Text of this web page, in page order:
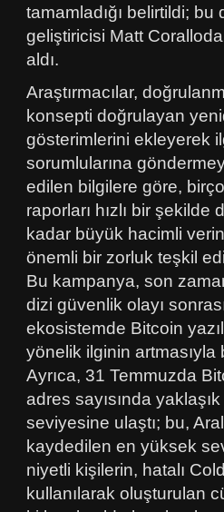
tamamladığı belirtildi;
geliştiricisi Matt
aldı.
Araştırmacılar,
konsepti doğrulayan
gösterimlerini ekleyerek
sorumlularına
edilen bilgilere göre,
raporları hızlı bir şekilde
kadar büyük hacimli
önemli bir zorluk teşkil
Bu kampanya, son
dizi güvenlik olayı
ekosistemde Bitcoin
yönelik ilginin artmasıyla
Ayrıca, 31 Temmuzda
adres sayısında
seviyesine ulaştı; bu,
kaydedilen en yüksek
niyetli kişilerin, hatalı
kullanılarak oluşturulan